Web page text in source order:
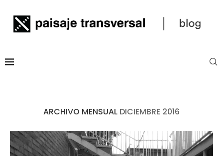
ARCHIVO MENSUAL DICIEMBRE 2016